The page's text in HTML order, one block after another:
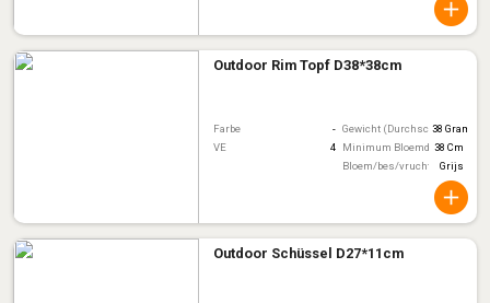
Outdoor Rim Topf D38*38cm
Farbe - Gewicht (Durchschnitt)
38 Gram
VE
4 Minimum Bloemdiameter
38 Cm
Bloem/bes/vruchtkleur
Grijs
Outdoor Schüssel D27*11cm